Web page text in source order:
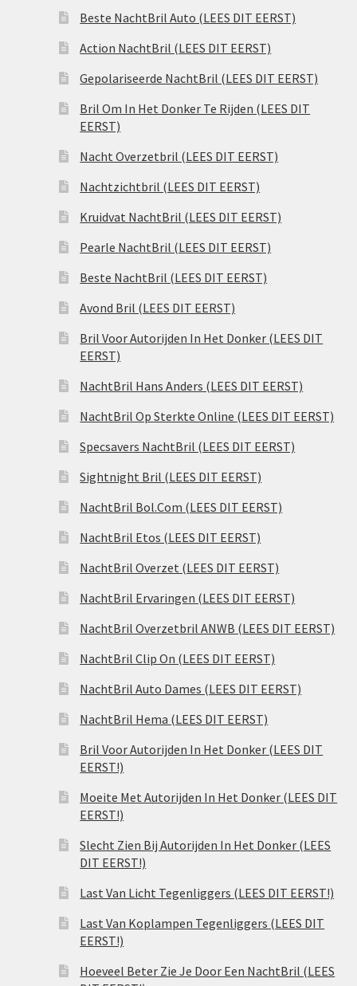
Beste NachtBril Auto (LEES DIT EERST)
Action NachtBril (LEES DIT EERST)
Gepolariseerde NachtBril (LEES DIT EERST)
Bril Om In Het Donker Te Rijden (LEES DIT
EERST)
Nacht Overzetbril (LEES DIT EERST)
Nachtzichtbril (LEES DIT EERST)
Kruidvat NachtBril (LEES DIT EERST)
Pearle NachtBril (LEES DIT EERST)
Beste NachtBril (LEES DIT EERST)
Avond Bril (LEES DIT EERST)
Bril Voor Autorijden In Het Donker (LEES DIT
EERST)
NachtBril Hans Anders (LEES DIT EERST)
NachtBril Op Sterkte Online (LEES DIT EERST)
Specsavers NachtBril (LEES DIT EERST)
Sightnight Bril (LEES DIT EERST)
NachtBril Bol.Com (LEES DIT EERST)
NachtBril Etos (LEES DIT EERST)
NachtBril Overzet (LEES DIT EERST)
NachtBril Ervaringen (LEES DIT EERST)
NachtBril Overzetbril ANWB (LEES DIT EERST)
NachtBril Clip On (LEES DIT EERST)
NachtBril Auto Dames (LEES DIT EERST)
NachtBril Hema (LEES DIT EERST)
Bril Voor Autorijden In Het Donker (LEES DIT
EERST!)
Moeite Met Autorijden In Het Donker (LEES DIT
EERST!)
Slecht Zien Bij Autorijden In Het Donker (LEES
DIT EERST!)
Last Van Licht Tegenliggers (LEES DIT EERST!)
Last Van Koplampen Tegenliggers (LEES DIT
EERST!)
Hoeveel Beter Zie Je Door Een NachtBril (LEES